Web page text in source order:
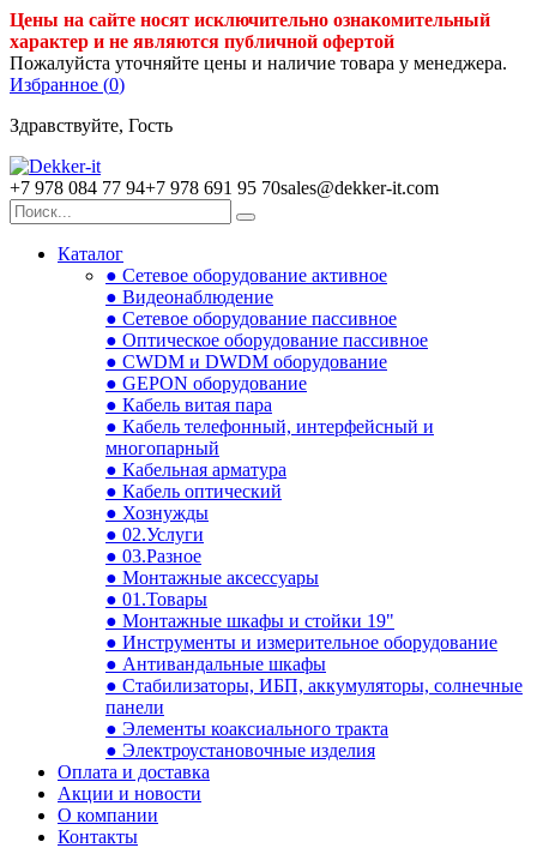
Цены на сайте носят исключительно ознакомительный
характер и не являются публичной офертой
Пожалуйста уточняйте цены и наличие товара у менеджера.
Избранное (0)
Здравствуйте, Гость
+7 978 084 77 94+7 978 691 95 70sales@dekker-it.com
Каталог
● Сетевое оборудование активное
● Видеонаблюдение
● Сетевое оборудование пассивное
● Оптическое оборудование пассивное
● CWDM и DWDM оборудование
● GEPON оборудование
● Кабель витая пара
● Кабель телефонный, интерфейсный и
многопарный
● Кабельная арматура
● Кабель оптический
● Хознужды
● 02.Услуги
● 03.Разное
● Монтажные аксессуары
● 01.Товары
● Монтажные шкафы и стойки 19"
● Инструменты и измерительное оборудование
● Антивандальные шкафы
● Стабилизаторы, ИБП, аккумуляторы, солнечные
панели
● Элементы коаксиального тракта
● Электроустановочные изделия
Оплата и доставка
Акции и новости
О компании
Контакты